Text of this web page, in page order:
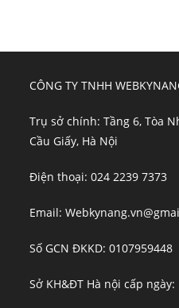
CÔNG TY TNHH
Trụ sở chính: Tầng 6, Tòa
Cầu Giấy, Hà Nội
Điện thoại: 024 2239 7373
Email:
Số GCN ĐKKD: 0107959448
Sở KH&ĐT Hà nội cấp ngày: